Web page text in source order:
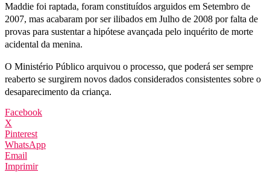
Maddie foi raptada, foram constituídos arguidos em Setembro de
2007, mas acabaram por ser ilibados em Julho de 2008 por falta de
provas para sustentar a hipótese avançada pelo inquérito de morte
acidental da menina.
O Ministério Público arquivou o processo, que poderá ser sempre
reaberto se surgirem novos dados considerados consistentes sobre o
desaparecimento da criança.
Facebook
X
Pinterest
WhatsApp
Email
Imprimir